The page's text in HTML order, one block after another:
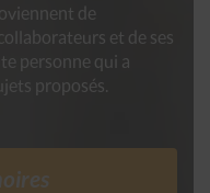
de
et de ses
personne qui a
proposés.